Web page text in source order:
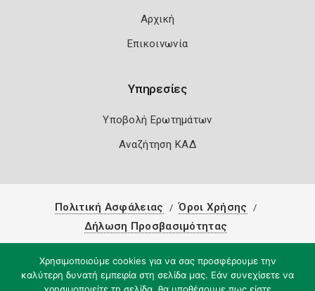
Αρχική
Επικοινωνία
Υπηρεσίες
Υποβολή Ερωτημάτων
Αναζήτηση ΚΑΔ
Πολιτική Ασφάλειας
Όροι Χρήσης
Δήλωση Προσβασιμότητας
Χρησιμοποιούμε cookies για να σας προσφέρουμε την
καλύτερη δυνατή εμπειρία στη σελίδα μας. Εάν συνεχίσετε να